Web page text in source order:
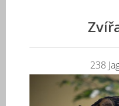
238